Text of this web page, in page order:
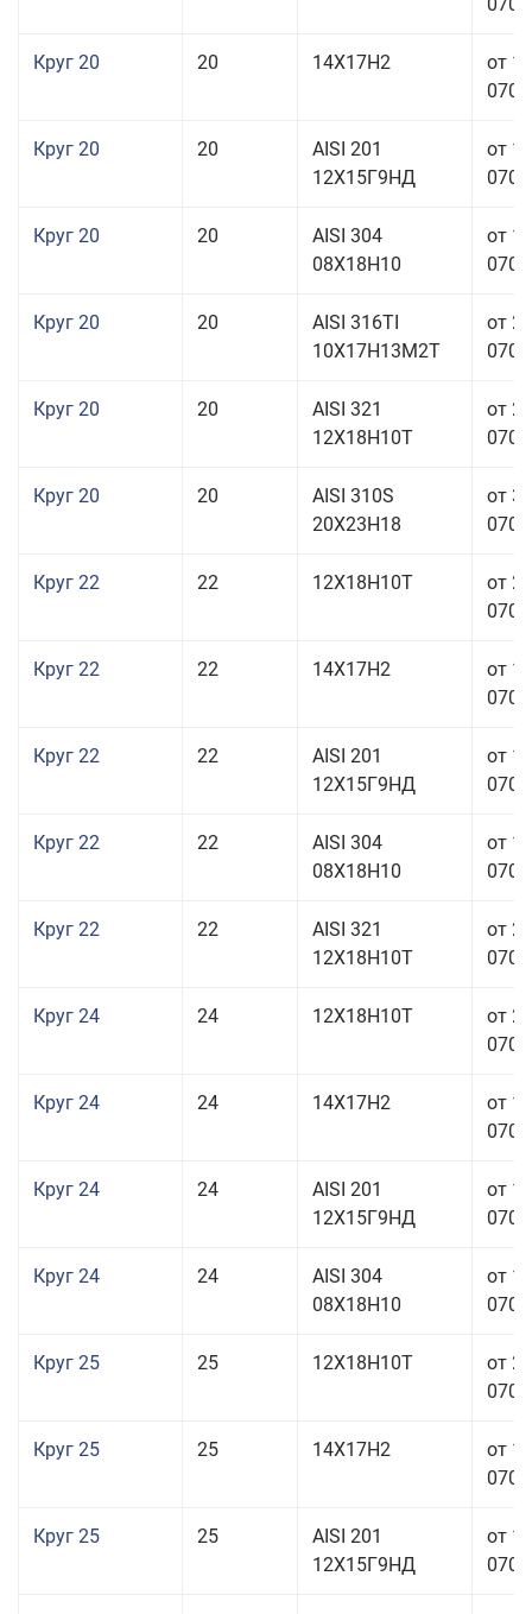
Круг 20 20 14Х17Н2
от
Круг 20 20
AISI 201
12Х15Г9НД
от
Круг 20 20
AISI 304
08Х18Н10
от
Круг 20 20
AISI 316TI
10Х17Н13М2Т
от
Круг 20 20
AISI 321
12Х18Н10Т
от
Круг 20 20
AISI 310S
20Х23Н18
от
Круг 22 22 12Х18Н10Т
от
Круг 22 22 14Х17Н2
от
Круг 22 22
AISI 201
12Х15Г9НД
от
Круг 22 22
AISI 304
08Х18Н10
от
Круг 22 22
AISI 321
12Х18Н10Т
от
Круг 24 24 12Х18Н10Т
от
Круг 24 24 14Х17Н2
от
Круг 24 24
AISI 201
12Х15Г9НД
от
Круг 24 24
AISI 304
08Х18Н10
от
Круг 25 25 12Х18Н10Т
от
Круг 25 25 14Х17Н2
от
Круг 25 25
AISI 201
12Х15Г9НД
от